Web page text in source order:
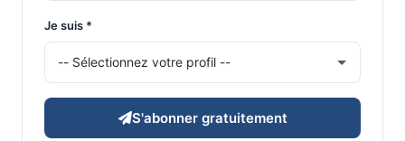
Je suis *
S'abonner gratuitement